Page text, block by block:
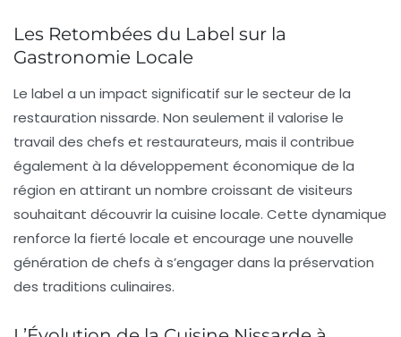
Les Retombées du Label sur la
Gastronomie Locale
Le label a un impact significatif sur le secteur de la
restauration nissarde. Non seulement il valorise le
travail des chefs et restaurateurs, mais il contribue
également à la développement économique de la
région en attirant un nombre croissant de visiteurs
souhaitant découvrir la cuisine locale. Cette dynamique
renforce la fierté locale et encourage une nouvelle
génération de chefs à s’engager dans la préservation
des traditions culinaires.